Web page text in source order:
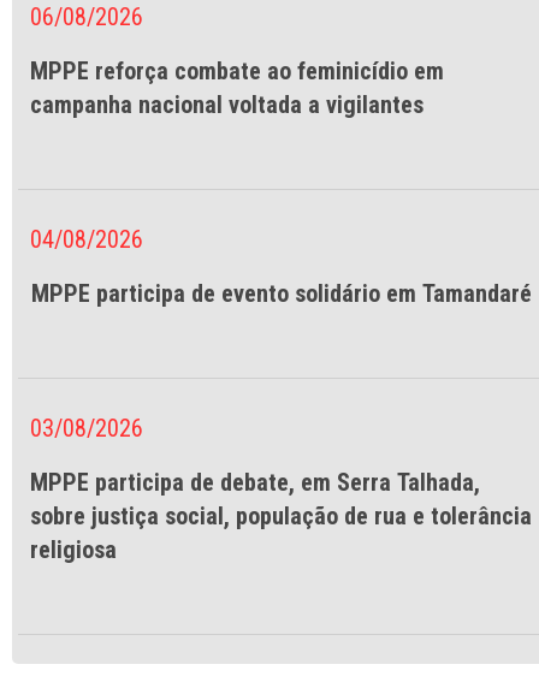
06/08/2026
MPPE reforça combate ao feminicídio em
campanha nacional voltada a vigilantes
04/08/2026
MPPE participa de evento solidário em Tamandaré
03/08/2026
MPPE participa de debate, em Serra Talhada,
sobre justiça social, população de rua e tolerância
religiosa